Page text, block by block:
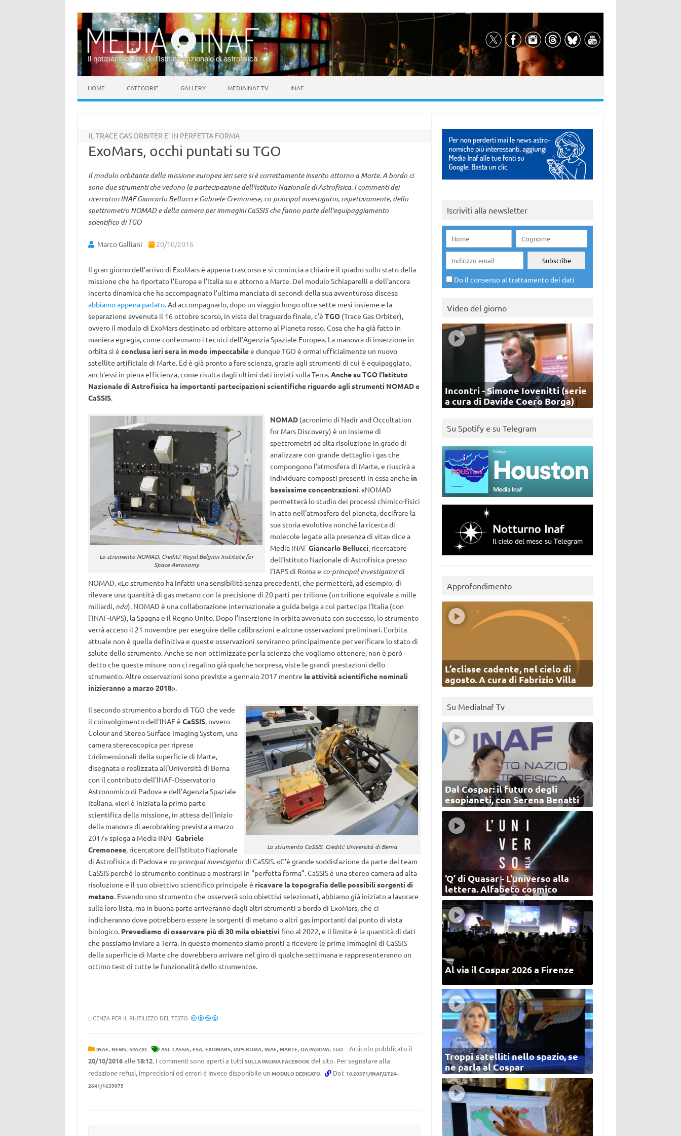
Il notiziario online dell’Istituto nazionale di astrofisica
HOME CATEGORIE GALLERY MEDIAINAF TV INAF
IL TRACE GAS ORBITER E’ IN PERFETTA FORMA
ExoMars, occhi puntati su TGO
Il modulo orbitante della missione europea ieri sera si è correttamente inserito attorno a Marte. A bordo ci
sono due strumenti che vedono la partecipazione dell'Istituto Nazionale di Astrofisica. I commenti dei
ricercatori INAF Giancarlo Bellucci e Gabriele Cremonese, co-principal investigator, rispettivamente, dello
spettrometro NOMAD e della camera per immagini CaSSIS che fanno parte dell'equipaggiamento
scientifico di TGO
Marco Galliani 20/10/2016
Il gran giorno dell’arrivo di ExoMars è appena trascorso e si comincia a chiarire il quadro sullo stato della
missione che ha riportato l’Europa e l’Italia su e attorno a Marte. Del modulo Schiaparelli e dell’ancora
incerta dinamica che ha accompagnato l’ultima manciata di secondi della sua avventurosa discesa
abbiamo appena parlato. Ad accompagnarlo, dopo un viaggio lungo oltre sette mesi insieme e la
separazione avvenuta il 16 ottobre scorso, in vista del traguardo finale, c’è TGO(Trace Gas Orbiter),
ovvero il modulo di ExoMars destinato ad orbitare attorno al Pianeta rosso. Cosa che ha già fatto in
maniera egregia, come confermano i tecnici dell’Agenzia Spaziale Europea. La manovra di inserzione in
orbita si è conclusa ieri sera in modo impeccabilee dunque TGO è ormai ufficialmente un nuovo
satellite artificiale di Marte. Ed è già pronto a fare scienza, grazie agli strumenti di cui è equipaggiato,
anch’essi in piena efficienza, come risulta dagli ultimi dati inviati sulla Terra.Anche su TGO l’Istituto
Nazionale di Astrofisica ha importanti partecipazioni scientifiche riguardo agli strumenti NOMAD e
CaSSIS.
Lo strumento NOMAD. Crediti: Royal Belgian Institute for
Space Aeronomy
NOMAD(acronimo di Nadir and Occultation
for Mars Discovery) è un insieme di
spettrometri ad alta risoluzione in grado di
analizzare con grande dettaglio i gas che
compongono l’atmosfera di Marte, e riuscirà a
individuare composti presenti in essa anche in
bassissime concentrazioni. «NOMAD
permetterà lo studio dei processi chimico-fisici
in atto nell’atmosfera del pianeta, decifrare la
sua storia evolutiva nonché la ricerca di
molecole legate alla presenza di vita» dice a
Media INAF Giancarlo Bellucci, ricercatore
dell’Istituto Nazionale di Astrofisica presso
l’IAPS di Roma e co-principal investigatordi
NOMAD. «Lo strumento ha infatti una sensibilità senza precedenti, che permetterà, ad esempio, di
rilevare una quantità di gas metano con la precisione di 20 parti per trilione (un trilione equivale a mille
miliardi, nda). NOMAD è una collaborazione internazionale a guida belga a cui partecipa l’Italia (con
l’INAF-IAPS), la Spagna e il Regno Unito. Dopo l’inserzione in orbita avvenuta con successo, lo strumento
verrà acceso il 21 novembre per eseguire delle calibrazioni e alcune osservazioni preliminari. L’orbita
attuale non è quella definitiva e queste osservazioni serviranno principalmente per verificare lo stato di
salute dello strumento. Anche se non ottimizzate per la scienza che vogliamo ottenere, non è però
detto che queste misure non ci regalino già qualche sorpresa, viste le grandi prestazioni dello
strumento. Altre osservazioni sono previste a gennaio 2017 mentre le attività scientifiche nominali
inizieranno a marzo 2018».
Lo strumento CaSSIS. Crediti: Università di Berna
Il secondo strumento a bordo di TGO che vede
il coinvolgimento dell’INAF è CaSSIS, ovvero
Colour and Stereo Surface Imaging System, una
camera stereoscopica per riprese
tridimensionali della superficie di Marte,
disegnata e realizzata all’Università di Berna
con il contributo dell’INAF-Osservatorio
Astronomico di Padova e dell’Agenzia Spaziale
Italiana. «Ieri è iniziata la prima parte
scientifica della missione, in attesa dell’inizio
della manovra di aerobraking prevista a marzo
2017» spiega a Media INAF Gabriele
Cremonese, ricercatore dell’Istituto Nazionale
di Astrofisica di Padova e co-principal investigatordi CaSSIS. «C’è grande soddisfazione da parte del team
CaSSIS perché lo strumento continua a mostrarsi in “perfetta forma”. CaSSIS è una stereo camera ad alta
risoluzione e il suo obiettivo scientifico principale è ricavare la topografia delle possibili sorgenti di
metano. Essendo uno strumento che osserverà solo obiettivi selezionati, abbiamo già iniziato a lavorare
sulla loro lista, ma in buona parte arriveranno dagli altri strumenti a bordo di ExoMars, che ci
indicheranno dove potrebbero essere le sorgenti di metano o altri gas importanti dal punto di vista
biologico. Prevediamo di osservare più di 30 mila obiettivi fino al 2022, e il limite è la quantità di dati
che possiamo inviare a Terra. In questo momento siamo pronti a ricevere le prime immagini di CaSSIS
della superficie di Marte che dovrebbero arrivare nel giro di qualche settimana e rappresenteranno un
ottimo test di tutte le funzionalità dello strumento».
LICENZA PER IL RIUTILIZZO DEL TESTO:
INAF, NEWS, SPAZIO ASI, CASSIS, ESA, EXOMARS, IAPS ROMA, INAF, MARTE, OA PADOVA, TGO
Articolo pubblicato il
20/10/2016alle 18:12. I commenti sono aperti a tutti SULLA PAGINA FACEBOOKdel sito. Per segnalare alla
redazione refusi, imprecisioni ed errori è invece disponibile un MODULO DEDICATO. Doi: 10.20371/INAF/2724-
2641/1639075
Iscriviti alla newsletter
Do il consenso al trattamento dei dati
Video del giorno
Incontri - Simone Iovenitti (serie
a cura di Davide Coero Borga)
Su Spotify e su Telegram
Approfondimento
L’eclisse cadente, nel cielo di
agosto. A cura di Fabrizio Villa
Su MediaInaf Tv
Dal Cospar: il futuro degli
esopianeti, con Serena Benatti
‘Q’ di Quasar - L'universo alla
lettera. Alfabeto cosmico
Al via il Cospar 2026 a Firenze
Troppi satelliti nello spazio, se
ne parla al Cospar